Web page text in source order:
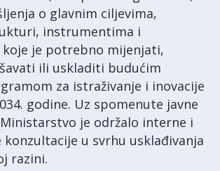
o glavnim ciljevima,
instrumentima i
je potrebno mijenjati,
ili uskladiti budućim
za istraživanje i inovacije
godine. Uz spomenute javne
je održalo interne i
konzultacije u svrhu usklađivanja
razini.